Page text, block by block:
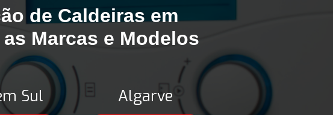
de Caldeiras em
Marcas e Modelos
Sul Algarve